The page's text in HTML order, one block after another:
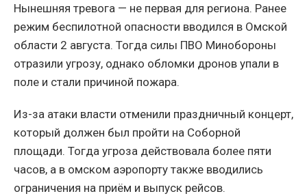
Нынешняя тревога — не первая для региона. Ранее
режим беспилотной опасности вводился в Омской
области 2 августа. Тогда силы ПВО Минобороны
отразили угрозу, однако обломки дронов упали в
поле и стали причиной пожара.
Из-за атаки власти отменили праздничный концерт,
который должен был пройти на Соборной
площади. Тогда угроза действовала более пяти
часов, а в омском аэропорту также вводились
ограничения на приём и выпуск рейсов.